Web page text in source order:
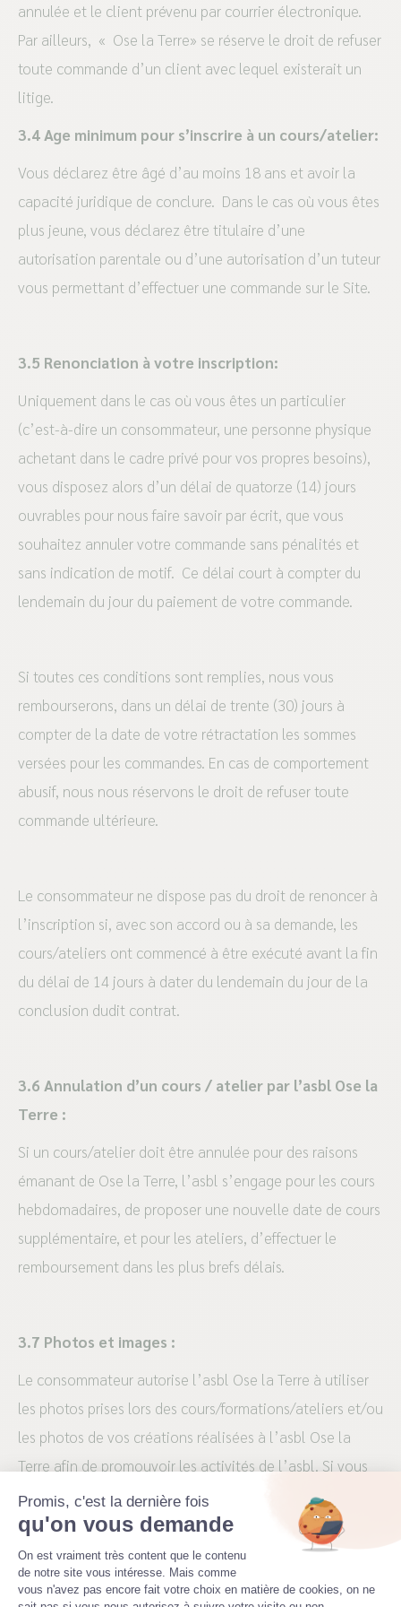
annulée et le client prévenu par courrier électronique.
Par ailleurs, « Ose la Terre» se réserve le droit de refuser
toute commande d’un client avec lequel existerait un
litige.
3.4 Age minimum pour s’inscrire à un cours/atelier:
Vous déclarez être âgé d’au moins 18 ans et avoir la
capacité juridique de conclure. Dans le cas où vous êtes
plus jeune, vous déclarez être titulaire d’une
autorisation parentale ou d’une autorisation d’un tuteur
vous permettant d’effectuer une commande sur le Site.
3.5 Renonciation à votre inscription:
Uniquement dans le cas où vous êtes un particulier
(c’est-à-dire un consommateur, une personne physique
achetant dans le cadre privé pour vos propres besoins),
vous disposez alors d’un délai de quatorze (14) jours
ouvrables pour nous faire savoir par écrit, que vous
souhaitez annuler votre commande sans pénalités et
sans indication de motif. Ce délai court à compter du
lendemain du jour du paiement de votre commande.
Si toutes ces conditions sont remplies, nous vous
rembourserons, dans un délai de trente (30) jours à
compter de la date de votre rétractation les sommes
versées pour les commandes. En cas de comportement
abusif, nous nous réservons le droit de refuser toute
commande ultérieure.
Le consommateur ne dispose pas du droit de renoncer à
l’inscription si, avec son accord ou à sa demande, les
cours/ateliers ont commencé à être exécuté avant la fin
du délai de 14 jours à dater du lendemain du jour de la
conclusion dudit contrat.
3.6 Annulation d’un cours / atelier par l’asbl Ose la
Terre :
Si un cours/atelier doit être annulée pour des raisons
émanant de Ose la Terre, l’asbl s’engage pour les cours
hebdomadaires, de proposer une nouvelle date de cours
supplémentaire, et pour les ateliers, d’effectuer le
remboursement dans les plus brefs délais.
3.7 Photos et images :
Le consommateur autorise l’asbl Ose la Terre à utiliser
les photos prises lors des cours/formations/ateliers et/ou
les photos de vos créations réalisées à l’asbl Ose la
Terre afin de promouvoir les activités de l’asbl. Si vous
refusez que l’asbl publie vos photos, vous devez le faire
savoir par email à l’adresse : info@oselaterre.com au
plus tard pour le 1 jour de le cours/atelier.
Promis, c'est la dernière fois
qu'on vous demande
Plateforme de Gestion du
On est vraiment très content que le contenu
de notre site vous intéresse. Mais comme
vous n'avez pas encore fait votre choix en matière de cookies, on ne